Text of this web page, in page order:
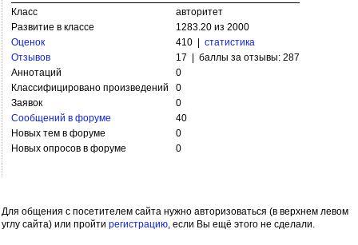
Класс
авторитет
Развитие в классе
1283.20 из 2000
Оценок
410 | статистика
Отзывов
17 | баллы за отзывы: 287
Аннотаций
0
Классифицировано произведений
0
Заявок
0
Сообщений в форуме
40
Новых тем в форуме
0
Новых опросов в форуме
0
Для общения с посетителем сайта нужно авторизоваться (в верхнем левом
углу сайта) или пройти регистрацию, если Вы ещё этого не сделали.